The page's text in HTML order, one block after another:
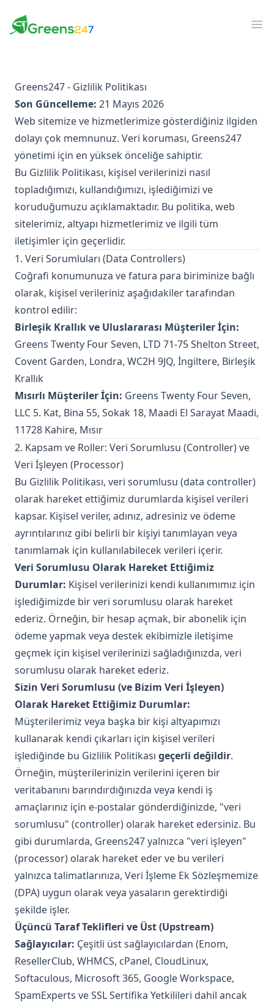
Greens247
Greens247
Greens247 - Gizlilik Politikası
Son Güncelleme: 21 Mayıs 2026
Web sitemize ve hizmetlerimize gösterdiğiniz ilgiden
dolayı çok memnunuz. Veri koruması, Greens247
yönetimi için en yüksek önceliğe sahiptir.
Bu Gizlilik Politikası, kişisel verilerinizi nasıl
topladığımızı, kullandığımızı, işlediğimizi ve
koruduğumuzu açıklamaktadır. Bu politika, web
sitelerimiz, altyapı hizmetlerimiz ve ilgili tüm
iletişimler için geçerlidir.
1. Veri Sorumluları (Data Controllers)
Coğrafi konumunuza ve fatura para biriminize bağlı
olarak, kişisel verileriniz aşağıdakiler tarafından
kontrol edilir:
Birleşik Krallık ve Uluslararası Müşteriler İçin:
Greens Twenty Four Seven, LTD 71-75 Shelton Street,
Covent Garden, Londra, WC2H 9JQ, İngiltere, Birleşik
Krallık
Mısırlı Müşteriler İçin: Greens Twenty Four Seven,
LLC 5. Kat, Bina 55, Sokak 18, Maadi El Sarayat Maadi,
11728 Kahire, Mısır
2. Kapsam ve Roller: Veri Sorumlusu (Controller) ve
Veri İşleyen (Processor)
Bu Gizlilik Politikası, veri sorumlusu (data controller)
olarak hareket ettiğimiz durumlarda kişisel verileri
kapsar. Kişisel veriler, adınız, adresiniz ve ödeme
ayrıntılarınız gibi belirli bir kişiyi tanımlayan veya
tanımlamak için kullanılabilecek verileri içerir.
Veri Sorumlusu Olarak Hareket Ettiğimiz
Durumlar: Kişisel verilerinizi kendi kullanımımız için
işlediğimizde bir veri sorumlusu olarak hareket
ederiz. Örneğin, bir hesap açmak, bir abonelik için
ödeme yapmak veya destek ekibimizle iletişime
geçmek için kişisel verilerinizi sağladığınızda, veri
sorumlusu olarak hareket ederiz.
Sizin Veri Sorumlusu (ve Bizim Veri İşleyen)
Olarak Hareket Ettiğimiz Durumlar:
Müşterilerimiz veya başka bir kişi altyapımızı
kullanarak kendi çıkarları için kişisel verileri
işlediğinde bu Gizlilik Politikası geçerli değildir.
Örneğin, müşterilerinizin verilerini içeren bir
veritabanını barındırdığınızda veya kendi iş
amaçlarınız için e-postalar gönderdiğinizde, "veri
sorumlusu" (controller) olarak hareket edersiniz. Bu
gibi durumlarda, Greens247 yalnızca "veri işleyen"
(processor) olarak hareket eder ve bu verileri
yalnızca talimatlarınıza, Veri İşleme Ek Sözleşmemize
(DPA) uygun olarak veya yasaların gerektirdiği
şekilde işler.
Üçüncü Taraf Teklifleri ve Üst (Upstream)
Sağlayıcılar: Çeşitli üst sağlayıcılardan (Enom,
ResellerClub, WHMCS, cPanel, CloudLinux,
Softaculous, Microsoft 365, Google Workspace,
SpamExperts ve SSL Sertifika Yetkilileri dahil ancak